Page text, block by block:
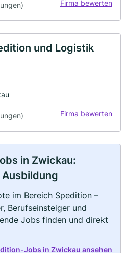
Firma bewerten
und Logistik
Firma bewerten
in Zwickau:
im Bereich Spedition –
Berufseinsteiger und
Jobs finden und direkt
Jobs in Zwickau ansehen